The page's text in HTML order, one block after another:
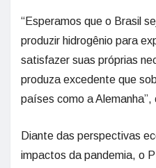
“Esperamos que o Brasil
produzir hidrogênio para
satisfazer suas próprias
produza excedente que
países como a Alemanha”,
Diante das perspectivas
impactos da pandemia, o